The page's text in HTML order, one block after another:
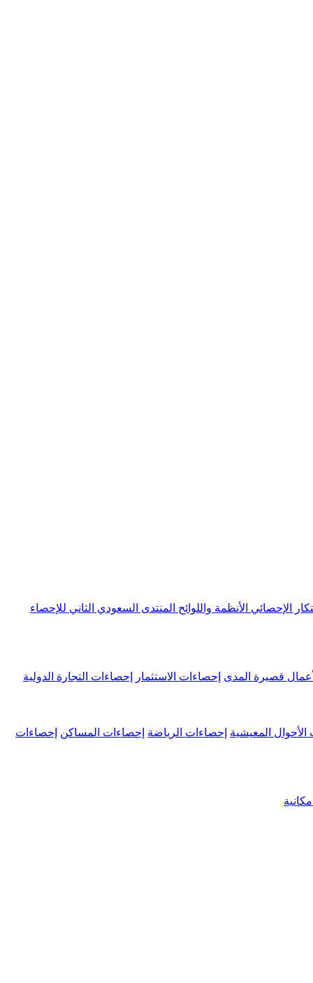
الإحصائي الأنظمة واللوائح المنتدى السعودي الثاني للإحصاء
قصيرة المدى إحصاءات الاستثمار إحصاءات التجارة الدولية
الأحوال المعيشية إحصاءات الرياضة إحصاءات المساكن إحصاءات